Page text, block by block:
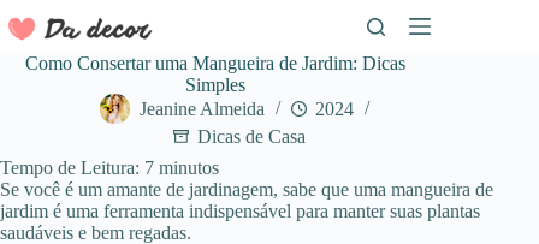
para
conteúdo
Como Consertar uma Mangueira de Jardim: Dicas
Simples
Jeanine Almeida
2024
Dicas de Casa
Tempo de Leitura: 7 minutos
Se você é um amante de jardinagem, sabe que uma mangueira de
jardim é uma ferramenta indispensável para manter suas plantas
saudáveis e bem regadas.